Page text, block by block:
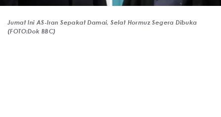
Jumat Ini AS-Iran Sepakat Damai, Selat Hormuz Segera Dibuka
(FOTO:Dok BBC)